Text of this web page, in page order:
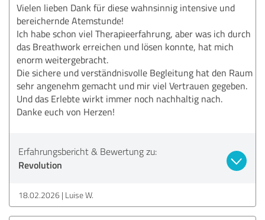
Vielen lieben Dank für diese wahnsinnig intensive und
bereichernde Atemstunde!
Ich habe schon viel Therapieerfahrung, aber was ich durch
das Breathwork erreichen und lösen konnte, hat mich
enorm weitergebracht.
Die sichere und verständnisvolle Begleitung hat den Raum
sehr angenehm gemacht und mir viel Vertrauen gegeben.
Und das Erlebte wirkt immer noch nachhaltig nach.
Danke euch von Herzen!
Erfahrungsbericht & Bewertung zu:
Revolution
18.02.2026 Luise W.